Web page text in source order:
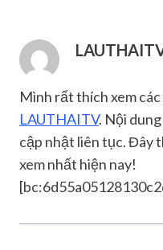
Mình rất thích xem
LAUTHAITV. Nội
cập nhật liên tục. Đây
xem nhất hiện nay!